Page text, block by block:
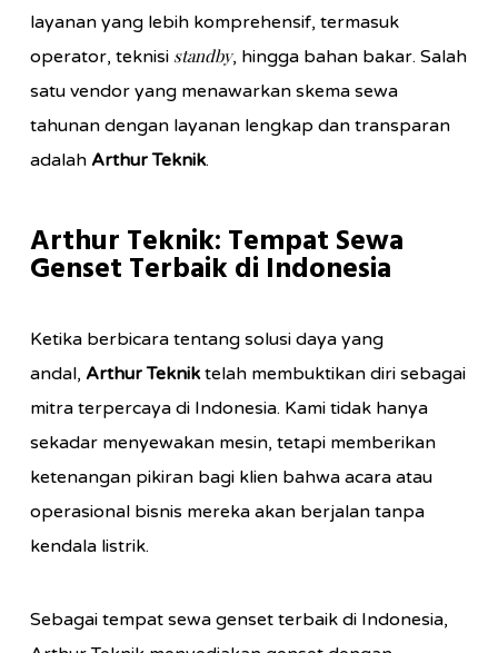
layanan yang lebih komprehensif, termasuk
operator, teknisi standby, hingga bahan bakar. Salah
satu vendor yang menawarkan skema sewa
tahunan dengan layanan lengkap dan transparan
adalah Arthur Teknik.
Arthur Teknik: Tempat Sewa
Genset Terbaik di Indonesia
Ketika berbicara tentang solusi daya yang
andal, Arthur Tekniktelah membuktikan diri sebagai
mitra terpercaya di Indonesia. Kami tidak hanya
sekadar menyewakan mesin, tetapi memberikan
ketenangan pikiran bagi klien bahwa acara atau
operasional bisnis mereka akan berjalan tanpa
kendala listrik.
Sebagai tempat sewa genset terbaik di Indonesia,